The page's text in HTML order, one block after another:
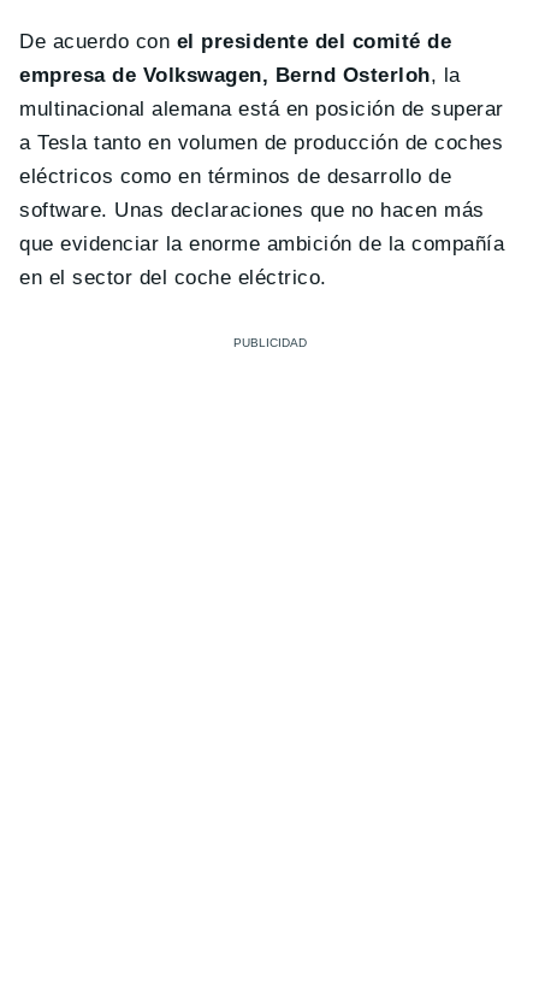
De acuerdo con el presidente del comité de
empresa de Volkswagen, Bernd Osterloh, la
multinacional alemana está en posición de superar
a Tesla tanto en volumen de producción de coches
eléctricos como en términos de desarrollo de
software. Unas declaraciones que no hacen más
que evidenciar la enorme ambición de la compañía
en el sector del coche eléctrico.